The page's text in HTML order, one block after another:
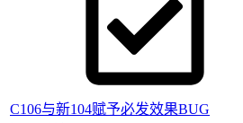
C106与新104赋予必发效果BUG